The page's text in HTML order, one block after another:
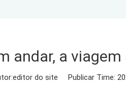
andar, a
do site Publicar Time: